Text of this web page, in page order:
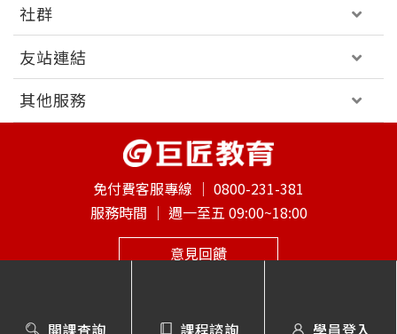
開課查詢 課程諮詢 學員登入
社群
友站連結
其他服務
免付費客服專線 │ 0800-231-381
服務時間 │ 週一至五 09:00~18:00
意見回饋